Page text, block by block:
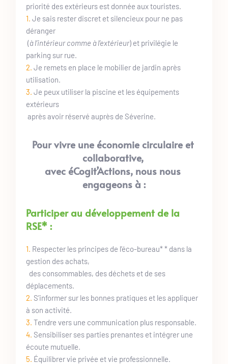
priorité des extérieurs est donnée aux touristes.
1. Je sais rester discret et silencieux pour ne pas
déranger
(à l’intérieur comme à l’extérieur) et privilégie le
parking sur rue.
2. Je remets en place le mobilier de jardin après
utilisation.
3. Je peux utiliser la piscine et les équipements
extérieurs
après avoir réservé auprès de Séverine.
Pour vivre une économie circulaire et
collaborative,
avec éCogit’Actions, nous nous
engageons à :
Participer au développement de la
RSE* :
1. Respecter les principes de l’éco-bureau* * dans la
gestion des achats,
des consommables, des déchets et de ses
déplacements.
2. S’informer sur les bonnes pratiques et les appliquer
à son activité.
3. Tendre vers une communication plus responsable.
4. Sensibiliser ses parties prenantes et intégrer une
écoute mutuelle.
5. Équilibrer vie privée et vie professionnelle.